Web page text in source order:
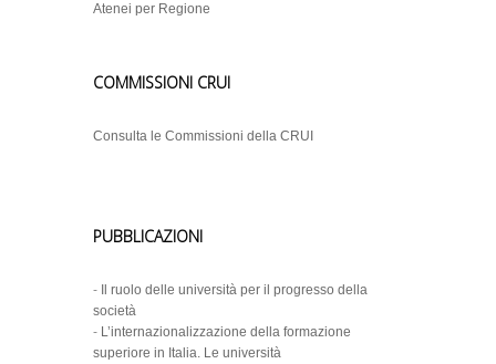
Atenei per Regione
COMMISSIONI CRUI
Consulta le Commissioni della CRUI
PUBBLICAZIONI
-
Il ruolo delle università per il progresso della
società
- L’internazionalizzazione della formazione
superiore in Italia. Le università